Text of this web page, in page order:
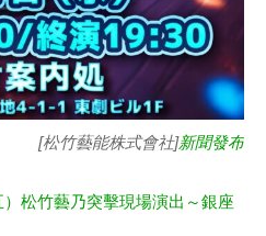
[松竹藝能株式會社]新聞發布
）松竹藝乃突擊現場演出～銀座